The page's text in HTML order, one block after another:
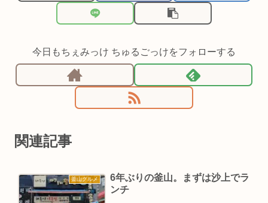
今日もちぇみっけ ちゅるごっけをフォローする
関連記事
釜山グルメ
6年ぶりの釜山。まずは沙上でラ
ンチ